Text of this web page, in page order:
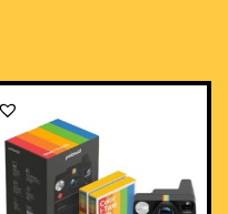
Le
169,99 €.
Le